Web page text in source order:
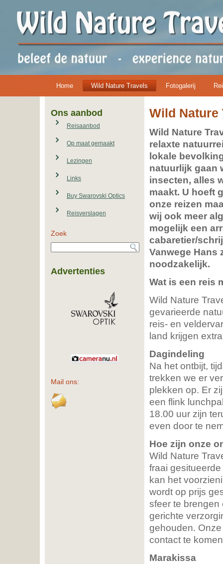
Home Wild Nature Travels Fotogalerij
Ons aanbod
Reisaanbod
Op maat gemaakt
Lezingen
Links
Buy Swarovski Optics
Reisverslagen
Zoek
Advertenties
Mail ons:
Wild Nature
Wild Nature
relaxte
lokale
natuurlijk gaan
insecten, alles
maakt. U hoeft
onze reizen
wij ook meer
mogelijk een
cabaretier/
Vanwege Hans
noodzakelijk.
Wat is een reis
Wild Nature
gevarieerde
reis- en
land krijgen
Dagindeling
Na het ontbijt,
trekken we er
plekken op. Er
een flink
18.00 uur zijn
even door te
Hoe zijn onze
Wild Nature
fraai
kan het
wordt op prijs
sfeer te
gerichte
gehouden.
contact te
Marakissa